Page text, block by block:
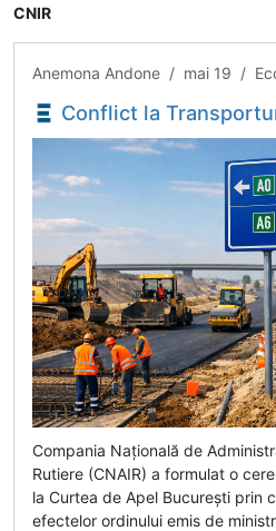
CNIR
Anemona Andone / mai 19 /
Conflict la Transporturi: CNAIR atacă în instanță ordinul de ministru prin care
Compania Națională de
Rutiere (CNAIR) a formulat o
la Curtea de Apel București prin
efectelor ordinului emis de